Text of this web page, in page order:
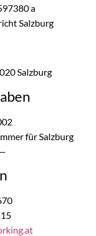
a
Salzburg
Salzburg
für Salzburg